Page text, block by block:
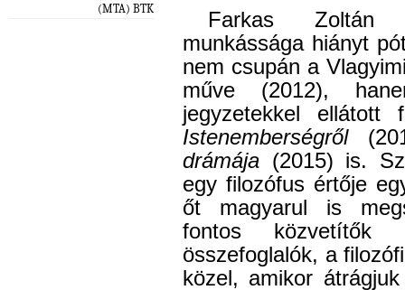
(MTA) BTK
Farkas Zoltán
munkássága hiányt
nem csupán a
műve (2012),
jegyzetekkel
Istenemberségről
drámája (2015) is.
egy filozófus értője
őt magyarul is
fontos
összefoglalók, a
közel, amikor